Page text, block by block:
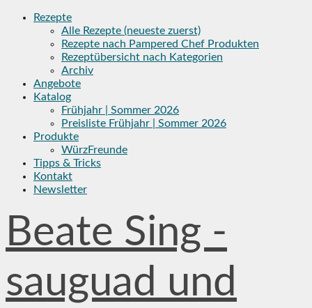
Skip
Rezepte
Alle Rezepte (neueste zuerst)
Rezepte nach Pampered Chef Produkten
Rezeptübersicht nach Kategorien
Archiv
Angebote
Katalog
Frühjahr | Sommer 2026
Preisliste Frühjahr | Sommer 2026
Produkte
WürzFreunde
Tipps & Tricks
Kontakt
Newsletter
Beate Sing -
sauguad und